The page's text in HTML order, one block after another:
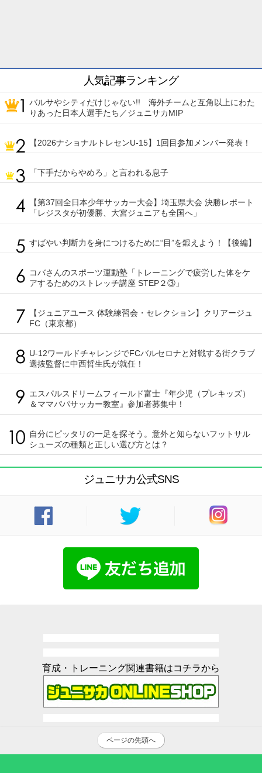
人気記事ランキング
バルサやシティだけじゃない!! 海外チームと互角以上にわた
りあった日本人選手たち／ジュニサカMIP
【2026ナショナルトレセンU-15】1回目参加メンバー発表！
「下手だからやめろ」と言われる息子
【第37回全日本少年サッカー大会】埼玉県大会 決勝レポート
「レジスタが初優勝、大宮ジュニアも全国へ」
すばやい判断力を身につけるために“目”を鍛えよう！【後編】
コバさんのスポーツ運動塾「トレーニングで疲労した体をケ
アするためのストレッチ講座 STEP２③」
【ジュニアユース 体験練習会・セレクション】クリアージュ
FC（東京都）
U-12ワールドチャレンジでFCバルセロナと対戦する街クラブ
選抜監督に中西哲生氏が就任！
エスパルスドリームフィールド富士『年少児（プレキッズ）
＆ママパパサッカー教室』参加者募集中！
自分にピッタリの一足を探そう。意外と知らないフットサル
シューズの種類と正しい選び方とは？
ジュニサカ公式SNS
育成・トレーニング関連書籍はコチラから
ページの先頭へ